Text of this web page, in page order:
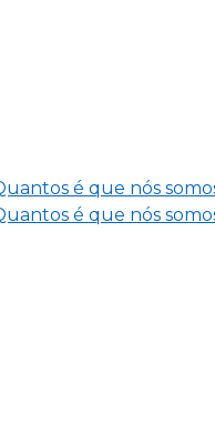
é que nós
é que nós